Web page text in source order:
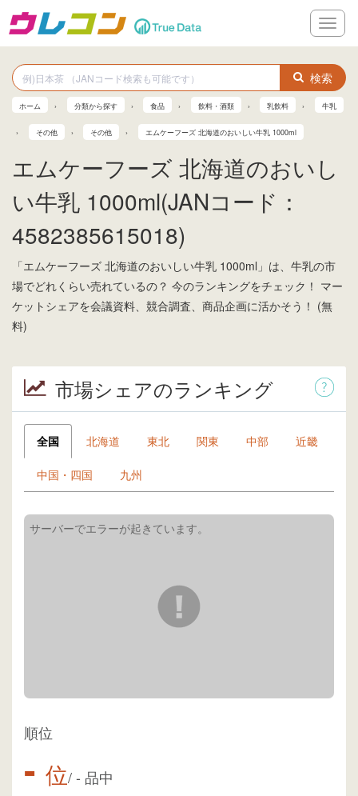
メ
ニ
ー
検索
ホーム 分類から探す 食品 飲料・酒類 乳飲料 牛乳
その他 その他 エムケーフーズ 北海道のおいしい牛乳 1000ml
エムケーフーズ 北海道のおいし
い牛乳 1000ml(JANコード：
4582385615018)
「エムケーフーズ 北海道のおいしい牛乳 1000ml」は、牛乳の市
場でどれくらい売れているの？ 今のランキングをチェック！ マー
ケットシェアを会議資料、競合調査、商品企画に活かそう！ (無
料)
市場シェアのランキング
全国 北海道 東北 関東 中部 近畿
中国・四国 九州
順位
- 位/- 品中